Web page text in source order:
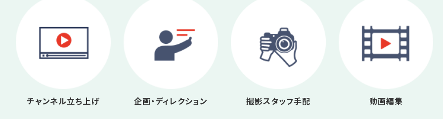
チャンネル立ち上げ 企画・ディレクション 撮影スタッフ手配 動画編集